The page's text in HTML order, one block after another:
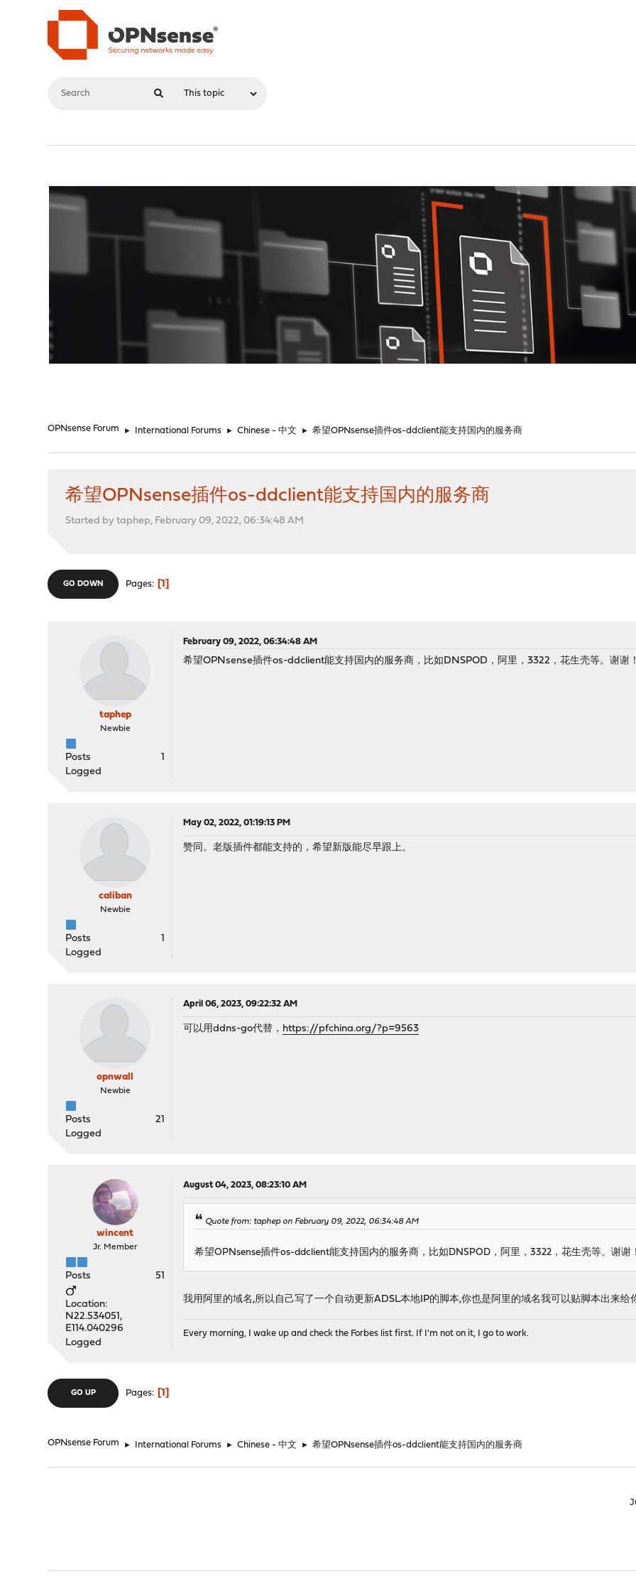
OPNsense Forum ► International Forums ► Chinese - 中文 ► 希望OPNsense插件os-ddclient能支持国内的服务商
希望OPNsense插件os-ddclient能支持国内的服务商
Started by taphep, February 09, 2022, 06:34:48 AM
GO DOWN Pages 1
taphep
Newbie
Posts
1
Logged
February 09, 2022, 06:34:48 AM
希望OPNsense插件os-ddclient能支持国内的服务商，比如DNSPOD，阿里，3322，花生壳等。谢谢
caliban
Newbie
Posts
1
Logged
May 02, 2022, 01:19:13 PM
赞同。老版插件都能支持的，希望新版能尽早跟上。
opnwall
Newbie
Posts
21
Logged
April 06, 2023, 09:22:32 AM
可以用ddns-go代替， https://pfchina.org/?p=9563
wincent
Jr. Member
Posts 51
Location:
N22.534051,
E114.040296
Logged
August 04, 2023, 08:23:10 AM
Quote from: taphep on February 09, 2022, 06:34:48 AM
希望OPNsense插件os-ddclient能支持国内的服务商，比如DNSPOD，阿里，3322，花生壳等。谢谢
我用阿里的域名,所以自己写了一个自动更新ADSL本地IP的脚本,你也是阿里的域名我可以贴脚本出来给
Every morning, I wake up and check the Forbes list first. If I'm not on it, I go to work.
GO UP Pages 1
OPNsense Forum ► International Forums ► Chinese - 中文 ► 希望OPNsense插件os-ddclient能支持国内的服务商